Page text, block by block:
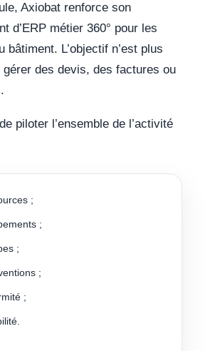
Axiobat renforce son
d’ERP métier 360° pour les
bâtiment. L’objectif n’est plus
gérer des devis, des factures ou
piloter l’ensemble de l’activité
;
;
;
;
;